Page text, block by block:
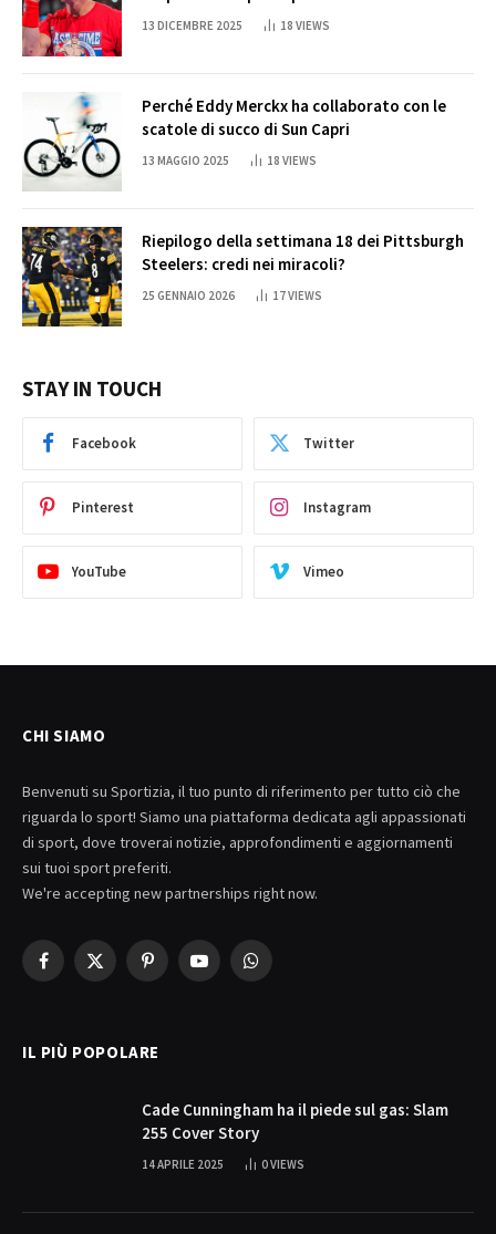
Cena
13 DICEMBRE 2025 18 VIEWS
Perché Eddy Merckx ha collaborato con le
scatole di succo di Sun Capri
13 MAGGIO 2025 18 VIEWS
Riepilogo della settimana 18 dei Pittsburgh
Steelers: credi nei miracoli?
25 GENNAIO 2026 17VIEWS
STAY IN TOUCH
Facebook Twitter
Pinterest Instagram
YouTube Vimeo
CHI SIAMO
Benvenuti su Sportizia, il tuo punto di riferimento per tutto ciò che
riguarda lo sport! Siamo una piattaforma dedicata agli appassionati
di sport, dove troverai notizie, approfondimenti e aggiornamenti
sui tuoi sport preferiti.
We're accepting new partnerships right now.
Facebook
X
PinterestYouTubeWhatsApp
IL PIÙ POPOLARE
Cade Cunningham ha il piede sul gas: Slam
255 Cover Story
14 APRILE 2025 0VIEWS